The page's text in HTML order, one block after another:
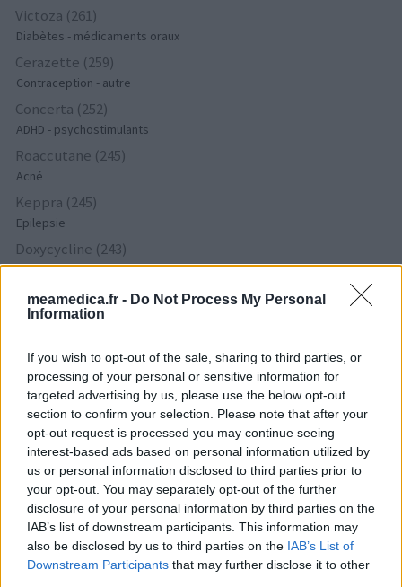
meamedica.fr - Do Not Process My Personal
Information
If you wish to opt-out of the sale, sharing to third parties, or
processing of your personal or sensitive information for
targeted advertising by us, please use the below opt-out
section to confirm your selection. Please note that after your
opt-out request is processed you may continue seeing
interest-based ads based on personal information utilized by
us or personal information disclosed to third parties prior to
your opt-out. You may separately opt-out of the further
disclosure of your personal information by third parties on the
IAB’s list of downstream participants. This information may
also be disclosed by us to third parties on the IAB’s List of
Downstream Participants that may further disclose it to other
Victoza (261)
Diabètes - médicaments oraux
Cerazette (259)
Contraception - autre
Concerta (252)
ADHD - psychostimulants
Roaccutane (245)
Acné
Keppra (245)
Epilepsie
Doxycycline (243)
Antibiotiques - tetracyclines
Laroxyl (239)
Dépression - antidépresseurs TCA
Psychose / schizophrénie - antipsychotique
Les évaluations de cette page sont écrites par les utilisateurs
eux-mêmes ; ces avis sont d’abord lus, et éventuellement
adaptés afin de répondre à nos standards en ce qui concerne
l’évaluation d’un médicament, avant d’être approuvés. Pour
partager des évaluations, il n’est pas nécessaire de posséder
des connaissances médicales. De cette façon, les évaluations
reflètent seulement une image fidèle des expériences propres
aux utilisateurs et pas celle du propriétaire de ce site web.